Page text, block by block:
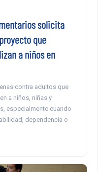
solicita
que
a niños en
contra adultos que
a niños, niñas y
especialmente cuando
dependencia o